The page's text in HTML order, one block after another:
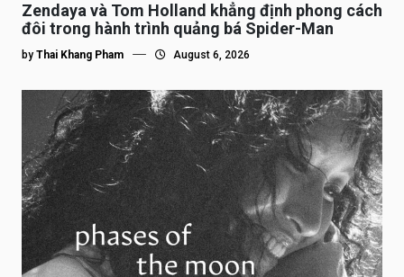
Zendaya và Tom Holland khẳng định phong cách
đôi trong hành trình quảng bá Spider-Man
by Thai Khang Pham August 6, 2026